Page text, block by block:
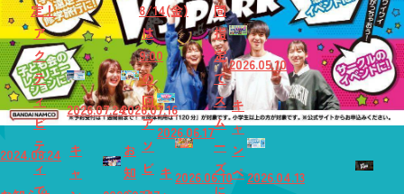
定！
ア
ク
テ
ィ
ビ
テ
ィ
2026.07.24
キ
ャ
2026.07.16
お
知
8/14(金)
は
9:00
の
回
ア
ソ
ビ
2026.06.17
キ 2026.06.10
間
指
定
で
ス
ム
ー
ズ
2026.05.10
キ
ャ
ン
ペ2026.04.13
2024.08.24